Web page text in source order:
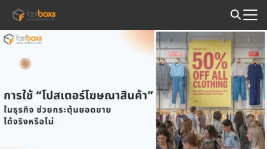
Skip
content
Search
for: